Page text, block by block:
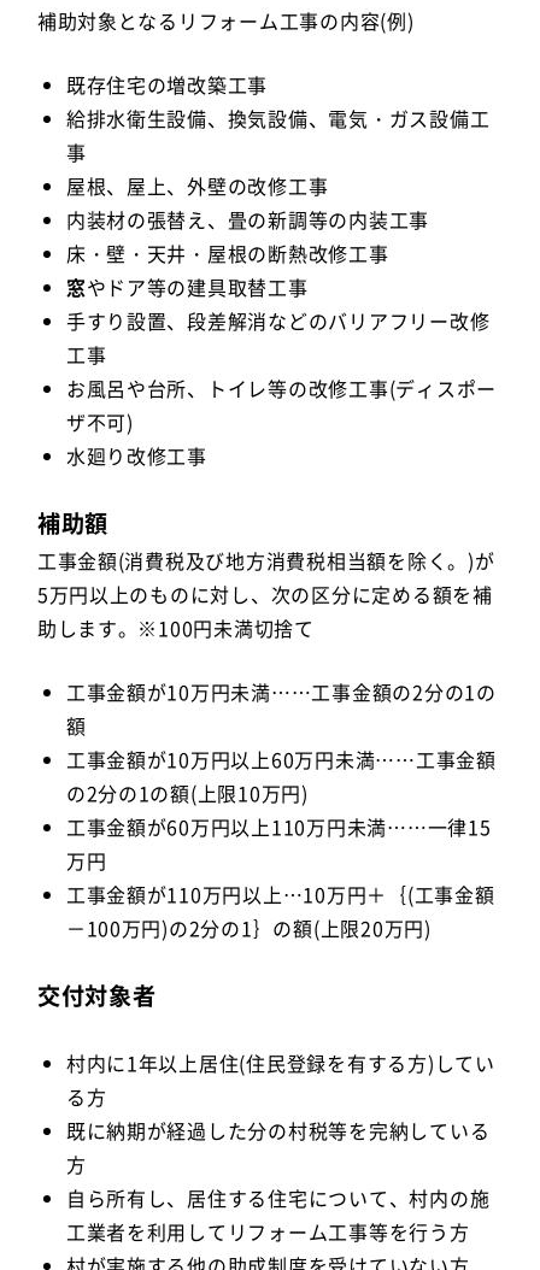
補助対象となるリフォーム工事の内容(例)
既存住宅の増改築工事
給排水衛生設備、換気設備、電気・ガス設備工
事
屋根、屋上、外壁の改修工事
内装材の張替え、畳の新調等の内装工事
床・壁・天井・屋根の断熱改修工事
窓やドア等の建具取替工事
手すり設置、段差解消などのバリアフリー改修
工事
お風呂や台所、トイレ等の改修工事(ディスポー
ザ不可)
水廻り改修工事
補助額
工事金額(消費税及び地方消費税相当額を除く。)が
5万円以上のものに対し、次の区分に定める額を補
助します。※100円未満切捨て
工事金額が10万円未満……工事金額の2分の1の
額
工事金額が10万円以上60万円未満……工事金額
の2分の1の額(上限10万円)
工事金額が60万円以上110万円未満……一律15
万円
工事金額が110万円以上…10万円＋｛(工事金額
－100万円)の2分の1｝の額(上限20万円)
交付対象者
村内に1年以上居住(住民登録を有する方)してい
る方
既に納期が経過した分の村税等を完納している
方
自ら所有し、居住する住宅について、村内の施
工業者を利用してリフォーム工事等を行う方